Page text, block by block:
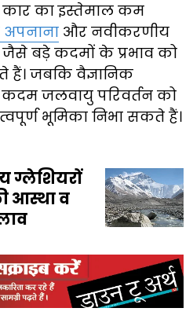
कार का इस्तेमाल कम
अपनाना और नवीकरणीय
जैसे बड़े कदमों के प्रभाव को
जबकि वैज्ञानिक
जलवायु परिवर्तन को
भूमिका निभा सकते हैं।
ग्लेशियरों
आस्था व